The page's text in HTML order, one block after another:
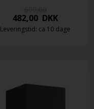
482,00 DKK
Leveringstid: ca 10 dage